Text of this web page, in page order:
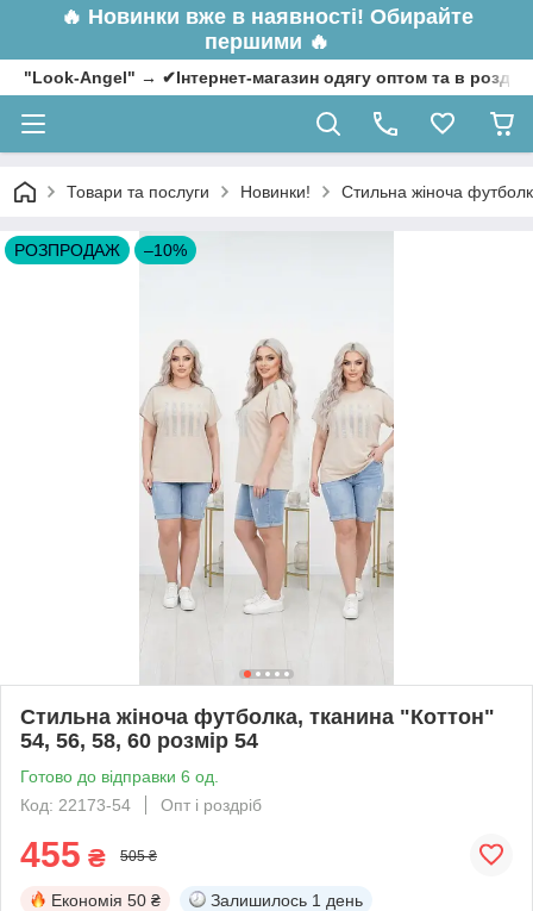
🔥 Новинки вже в наявності! Обирайте
першими 🔥
"Look-Angel" → ✔Інтернет-магазин одягу оптом та в
Товари та послуги Новинки! Стильна жіноча
РОЗПРОДАЖ –10%
Стильна жіноча футболка, тканина "Коттон"
54, 56, 58, 60 розмір 54
Готово до відправки 6 од.
Код: 22173-54
Опт і роздріб
455 ₴ 505 ₴
Економія 50 ₴ Залишилось 1 день